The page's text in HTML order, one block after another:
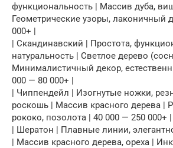
функциональность | Массив дуба,
Геометрические узоры, лаконичный
000+ |
| Скандинавский | Простота,
натуральность | Светлое дерево
Минималистичный декор,
000 — 80 000+ |
| Чиппендейл | Изогнутые ножки,
роскошь | Массив красного дерева |
рококо, позолота | 40 000 — 250 000+ |
| Шератон | Плавные линии,
| Массив красного дерева, ореха |